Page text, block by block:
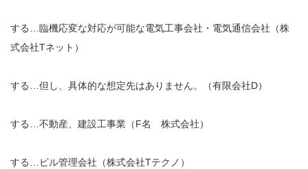
する…臨機応変な対応が可能な電気工事会社・電気通信会社（株
式会社Tネット）
する…但し、具体的な想定先はありません。（有限会社D）
する…不動産、建設工事業（F名 株式会社）
する…ビル管理会社（株式会社Tテクノ）